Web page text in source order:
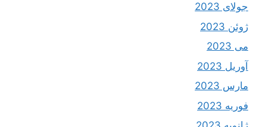
جولای 2023
ژوئن 2023
می 2023
آوریل 2023
مارس 2023
فوریه 2023